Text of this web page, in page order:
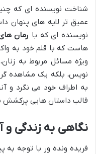
شناخت نویسنده ای که
عمیق تر لایه های پنهان
نویسنده ای که با رمان
هاست که با قلم خود به
ویژه مسائل مربوط به
نویس، بلکه یک مشاهده
به اطراف خود می نگرد و
قالب داستان هایی پرکشش
نگاهی به زندگی و
فریده ونده ور با توجه به